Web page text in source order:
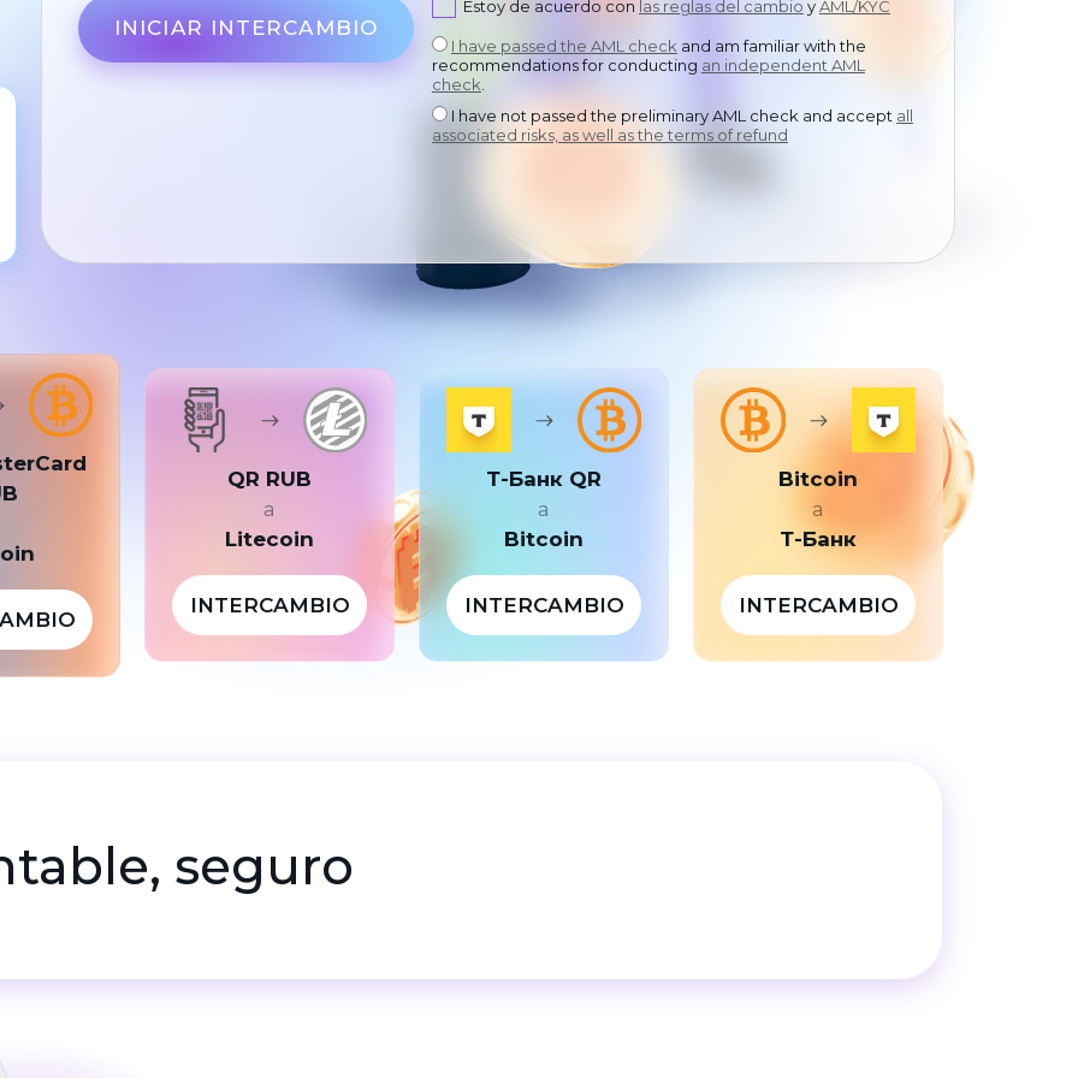
中文
INICIAR INTERCAMBIO
Estoy de acuerdo con las reglas del cambio yAML/KYC
I have passed the AML check and am familiar with the
recommendations for conducting an independent AML
check
I have not passed the preliminary AML check and accept all
associated risks, as well as the terms of refund
QR RUB
a
Litecoin
INTERCAMBIO
Т-Банк QR
a
Bitcoin
INTERCAMBIO
Bitcoin
a
Т-Банк
INTERCAMBIO
seguro